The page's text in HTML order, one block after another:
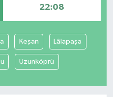
22:08
Keşan Lâlapaşa
Uzunköprü